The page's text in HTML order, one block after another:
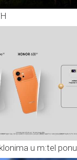
u m:tel